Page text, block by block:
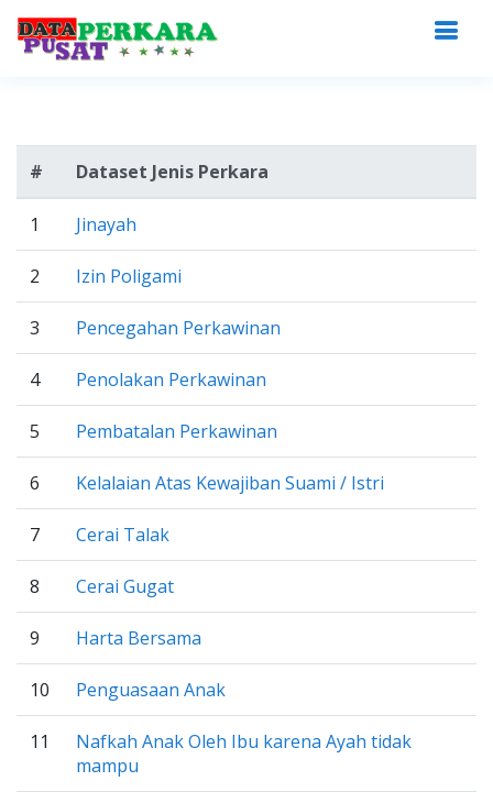
# Dataset Jenis Perkara
1 Jinayah
2 Izin Poligami
3 Pencegahan Perkawinan
4 Penolakan Perkawinan
5 Pembatalan Perkawinan
6 Kelalaian Atas Kewajiban Suami / Istri
7 Cerai Talak
8 Cerai Gugat
9 Harta Bersama
10 Penguasaan Anak
11
Nafkah Anak Oleh Ibu karena Ayah tidak
mampu